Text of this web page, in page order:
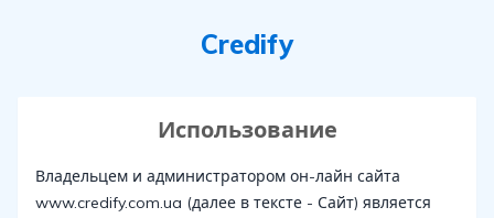
Credify
Использование
Владельцем и администратором он-лайн сайта
www.credify.com.ua (далее в тексте - Сайт) является